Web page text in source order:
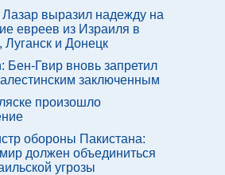
Лазар выразил надежду на
евреев из Израиля в
Луганск и Донецк
Бен-Гвир вновь запретил
заключенным
произошло
обороны Пакистана:
должен объединиться
угрозы